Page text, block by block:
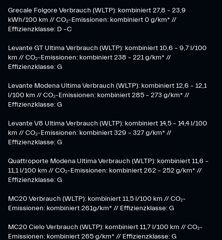
Grecale Folgore Verbrauch (WLTP): kombiniert 27,8 – 23,9
kWh/100 km // CO₂-Emissionen: kombiniert 0 g/km* //
Effizienzklasse: D –C
Levante GT Ultima Verbrauch (WLTP): kombiniert 10,6 – 9,7 l/100
km // CO₂-Emissionen: kombiniert 238 – 221 g/km* //
Effizienzklasse: G
Levante Modena Ultima Verbrauch (WLTP): kombiniert 12,6 – 12,1
l/100 km // CO₂-Emissionen: kombiniert 285 – 273 g/km* //
Effizienzklasse: G
Levante V8 Ultima Verbrauch (WLTP): kombiniert 14,5 – 14,4 l/100
km // CO₂-Emissionen: kombiniert 329 – 327 g/km* //
Effizienzklasse: G
Quattroporte Modena Ultima Verbrauch (WLTP): kombiniert 11,6 –
11,1 l/100 km // CO₂-Emissionen: kombiniert 262 – 252 g/km* //
Effizienzklasse: G
MC20 Verbrauch (WLTP): kombiniert 11,5 l/100 km // CO₂-
Emissionen: kombiniert 261g/km* // Effizienzklasse: G
MC20 Cielo Verbrauch (WLTP): kombiniert 11,7 l/100 km // CO₂-
Emissionen: kombiniert 265 g/km* // Effizienzklasse: G